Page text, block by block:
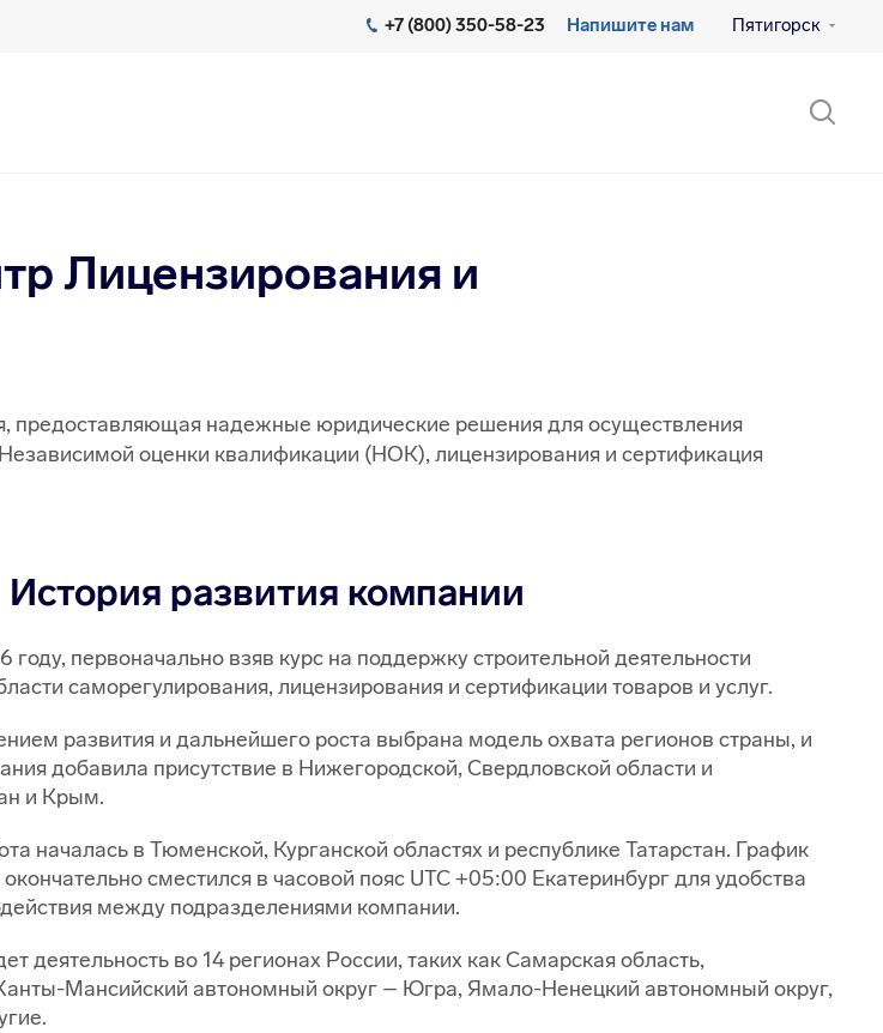
Пятигорск
+7 (800) 350-58-23 Напишите нам
Лицензирования и
предоставляющая надежные юридические решения для осуществления
оценки квалификации (НОК), лицензирования и сертификация
История развития компании
году, первоначально взяв курс на поддержку строительной деятельности
саморегулирования, лицензирования и сертификации товаров и услуг.
развития и дальнейшего роста выбрана модель охвата регионов страны, и
добавила присутствие в Нижегородской, Свердловской области и
и Крым.
началась в Тюменской, Курганской областях и республике Татарстан. График
сместился в часовой пояс UTC +05:00 Екатеринбург для удобства
между подразделениями компании.
деятельность во 14 регионах России, таких как Самарская область,
Мансийский автономный округ – Югра, Ямало-Ненецкий автономный округ,